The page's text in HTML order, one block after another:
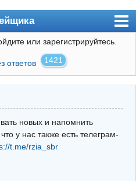
или зарегистрируйтесь.
ответов 1421
новых и напомнить
у нас также есть телеграм-
t.me/rzia_sbr